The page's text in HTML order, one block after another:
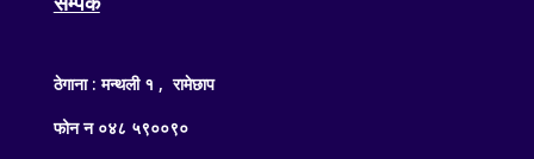
ठेगाना : मन्थली १ , रामेछाप
फोन न ०४८ ५९००९०